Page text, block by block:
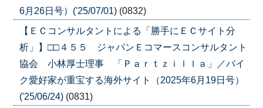
6月26日号）('25/07/01) (0832)
【ＥＣコンサルタントによる「勝手にＥＣサイト分
析」】□□４５５ ジャパンＥコマースコンサルタント
協会 小林厚士理事 「Ｐａｒｔｚｉｌｌａ」／バイ
ク愛好家が重宝する海外サイト（2025年6月19日号）
('25/06/24) (0831)